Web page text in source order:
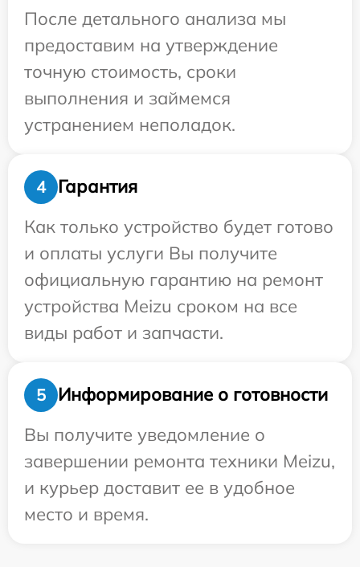
После детального анализа мы
предоставим на утверждение
точную стоимость, сроки
выполнения и займемся
устранением неполадок.
4
Гарантия
Как только устройство будет готово
и оплаты услуги Вы получите
официальную гарантию на ремонт
устройства Meizu сроком на все
виды работ и запчасти.
5
Информирование о готовности
Вы получите уведомление о
завершении ремонта техники Meizu,
и курьер доставит ее в удобное
место и время.